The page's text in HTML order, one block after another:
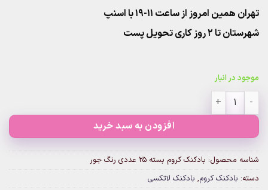
تهران همین امروز از ساعت ۱۱-۱۹ با اسنپ
شهرستان تا 2 روز کاری تحویل پست
موجود در انبار
بادکنک کروم بسته 25 عددی رنگ جور عدد
افزودن به سبد خرید
شناسه محصول: بادکنک کروم بسته 25 عددی رنگ جور
دسته: بادکنک کروم, بادکنک لاتکسی